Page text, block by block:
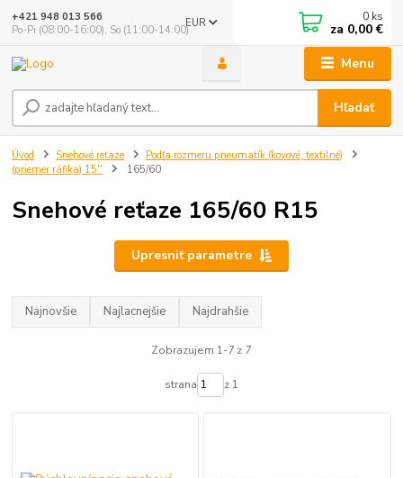
Menu
EUR
Hľadať
+421 948 013 566
Po-Pi (08:00-16:00), So (11:00-14:00)
0 ks
za 0,00 €
Úvod Snehové reťaze
Podľa rozmeru pneumatík (kovové, textilné)
(priemer ráfika) 15''
165/60
Snehové reťaze 165/60 R15
Upresniť parametre
Najnovšie Najlacnejšie Najdrahšie
Zobrazujem 1-7 z 7
strana z 1